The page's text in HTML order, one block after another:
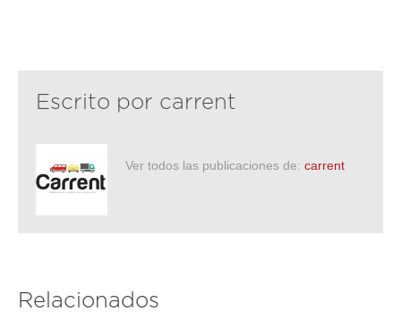
Escrito por carrent
Ver todos las publicaciones de: carrent
Relacionados